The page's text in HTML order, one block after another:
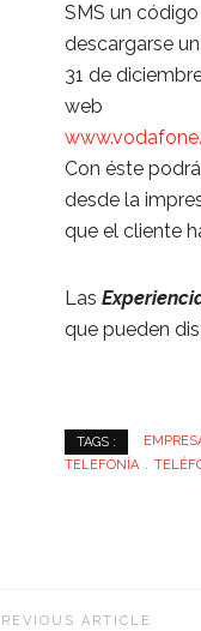
SMS un
descargarse
31 de
web
Con éste
desde la
que el cliente
Las
que pueden
TAGS :
TELEFONÍA
ARTICLE